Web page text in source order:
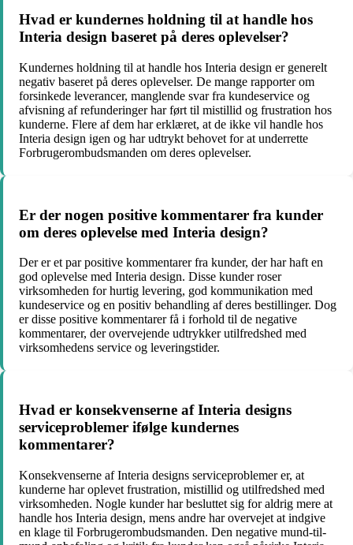
Hvad er kundernes holdning til at handle hos
Interia design baseret på deres oplevelser?
Kundernes holdning til at handle hos Interia design er generelt
negativ baseret på deres oplevelser. De mange rapporter om
forsinkede leverancer, manglende svar fra kundeservice og
afvisning af refunderinger har ført til mistillid og frustration hos
kunderne. Flere af dem har erklæret, at de ikke vil handle hos
Interia design igen og har udtrykt behovet for at underrette
Forbrugerombudsmanden om deres oplevelser.
Er der nogen positive kommentarer fra kunder
om deres oplevelse med Interia design?
Der er et par positive kommentarer fra kunder, der har haft en
god oplevelse med Interia design. Disse kunder roser
virksomheden for hurtig levering, god kommunikation med
kundeservice og en positiv behandling af deres bestillinger. Dog
er disse positive kommentarer få i forhold til de negative
kommentarer, der overvejende udtrykker utilfredshed med
virksomhedens service og leveringstider.
Hvad er konsekvenserne af Interia designs
serviceproblemer ifølge kundernes
kommentarer?
Konsekvenserne af Interia designs serviceproblemer er, at
kunderne har oplevet frustration, mistillid og utilfredshed med
virksomheden. Nogle kunder har besluttet sig for aldrig mere at
handle hos Interia design, mens andre har overvejet at indgive
en klage til Forbrugerombudsmanden. Den negative mund-til-